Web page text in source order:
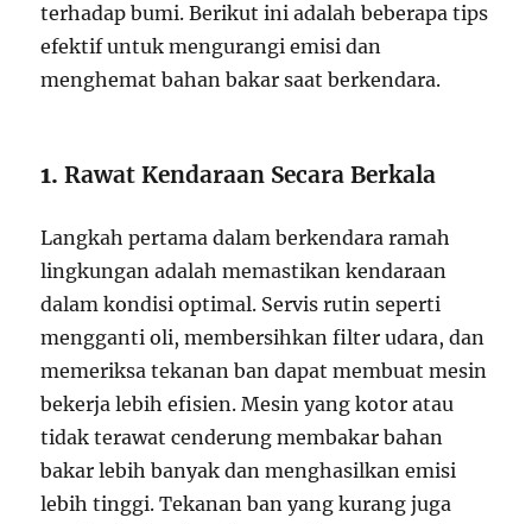
terhadap bumi. Berikut ini adalah beberapa tips
efektif untuk mengurangi emisi dan
menghemat bahan bakar saat berkendara.
1.Rawat Kendaraan Secara Berkala
Langkah pertama dalam berkendara ramah
lingkungan adalah memastikan kendaraan
dalam kondisi optimal. Servis rutin seperti
mengganti oli, membersihkan filter udara, dan
memeriksa tekanan ban dapat membuat mesin
bekerja lebih efisien. Mesin yang kotor atau
tidak terawat cenderung membakar bahan
bakar lebih banyak dan menghasilkan emisi
lebih tinggi. Tekanan ban yang kurang juga